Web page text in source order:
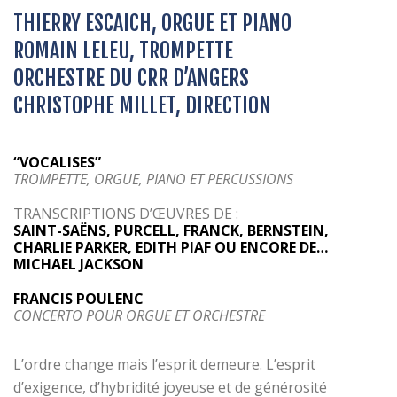
THIERRY ESCAICH, ORGUE ET PIANO
ROMAIN LELEU, TROMPETTE
ORCHESTRE DU CRR D’ANGERS
CHRISTOPHE MILLET, DIRECTION
“VOCALISES”
TROMPETTE, ORGUE, PIANO ET PERCUSSIONS
TRANSCRIPTIONS D’ŒUVRES DE :
SAINT-SAËNS, PURCELL, FRANCK, BERNSTEIN,
CHARLIE PARKER, EDITH PIAF OU ENCORE DE…
MICHAEL JACKSON
FRANCIS POULENC
CONCERTO POUR ORGUE ET ORCHESTRE
L’ordre change mais l’esprit demeure. L’esprit
d’exigence, d’hybridité joyeuse et de générosité